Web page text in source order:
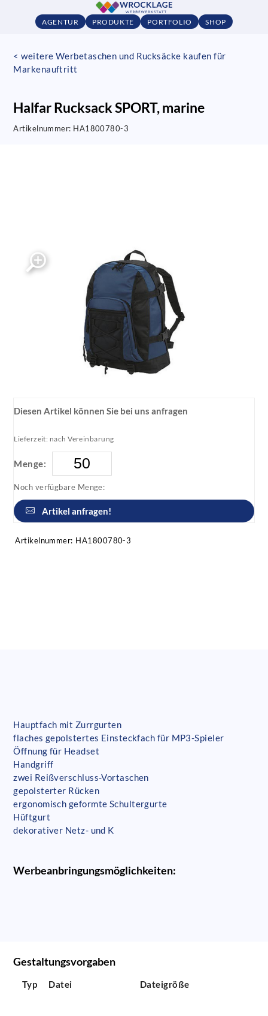
AGENTUR PRODUKTE PORTFOLIO SHOP
< weitere Werbetaschen und Rucksäcke kaufen für
Markenauftritt
Halfar Rucksack SPORT, marine
Artikelnummer: HA1800780-3
Diesen Artikel können Sie bei uns anfragen
Lieferzeit: nach Vereinbarung
Menge:
Noch verfügbare Menge:
Artikel anfragen!
Artikelnummer: HA1800780-3
Hauptfach mit Zurrgurten
flaches gepolstertes Einsteckfach für MP3-Spieler
Öffnung für Headset
Handgriff
zwei Reißverschluss-Vortaschen
gepolsterter Rücken
ergonomisch geformte Schultergurte
Hüftgurt
dekorativer Netz- und K
Werbeanbringungsmöglichkeiten:
Gestaltungsvorgaben
Typ Datei Dateigröße